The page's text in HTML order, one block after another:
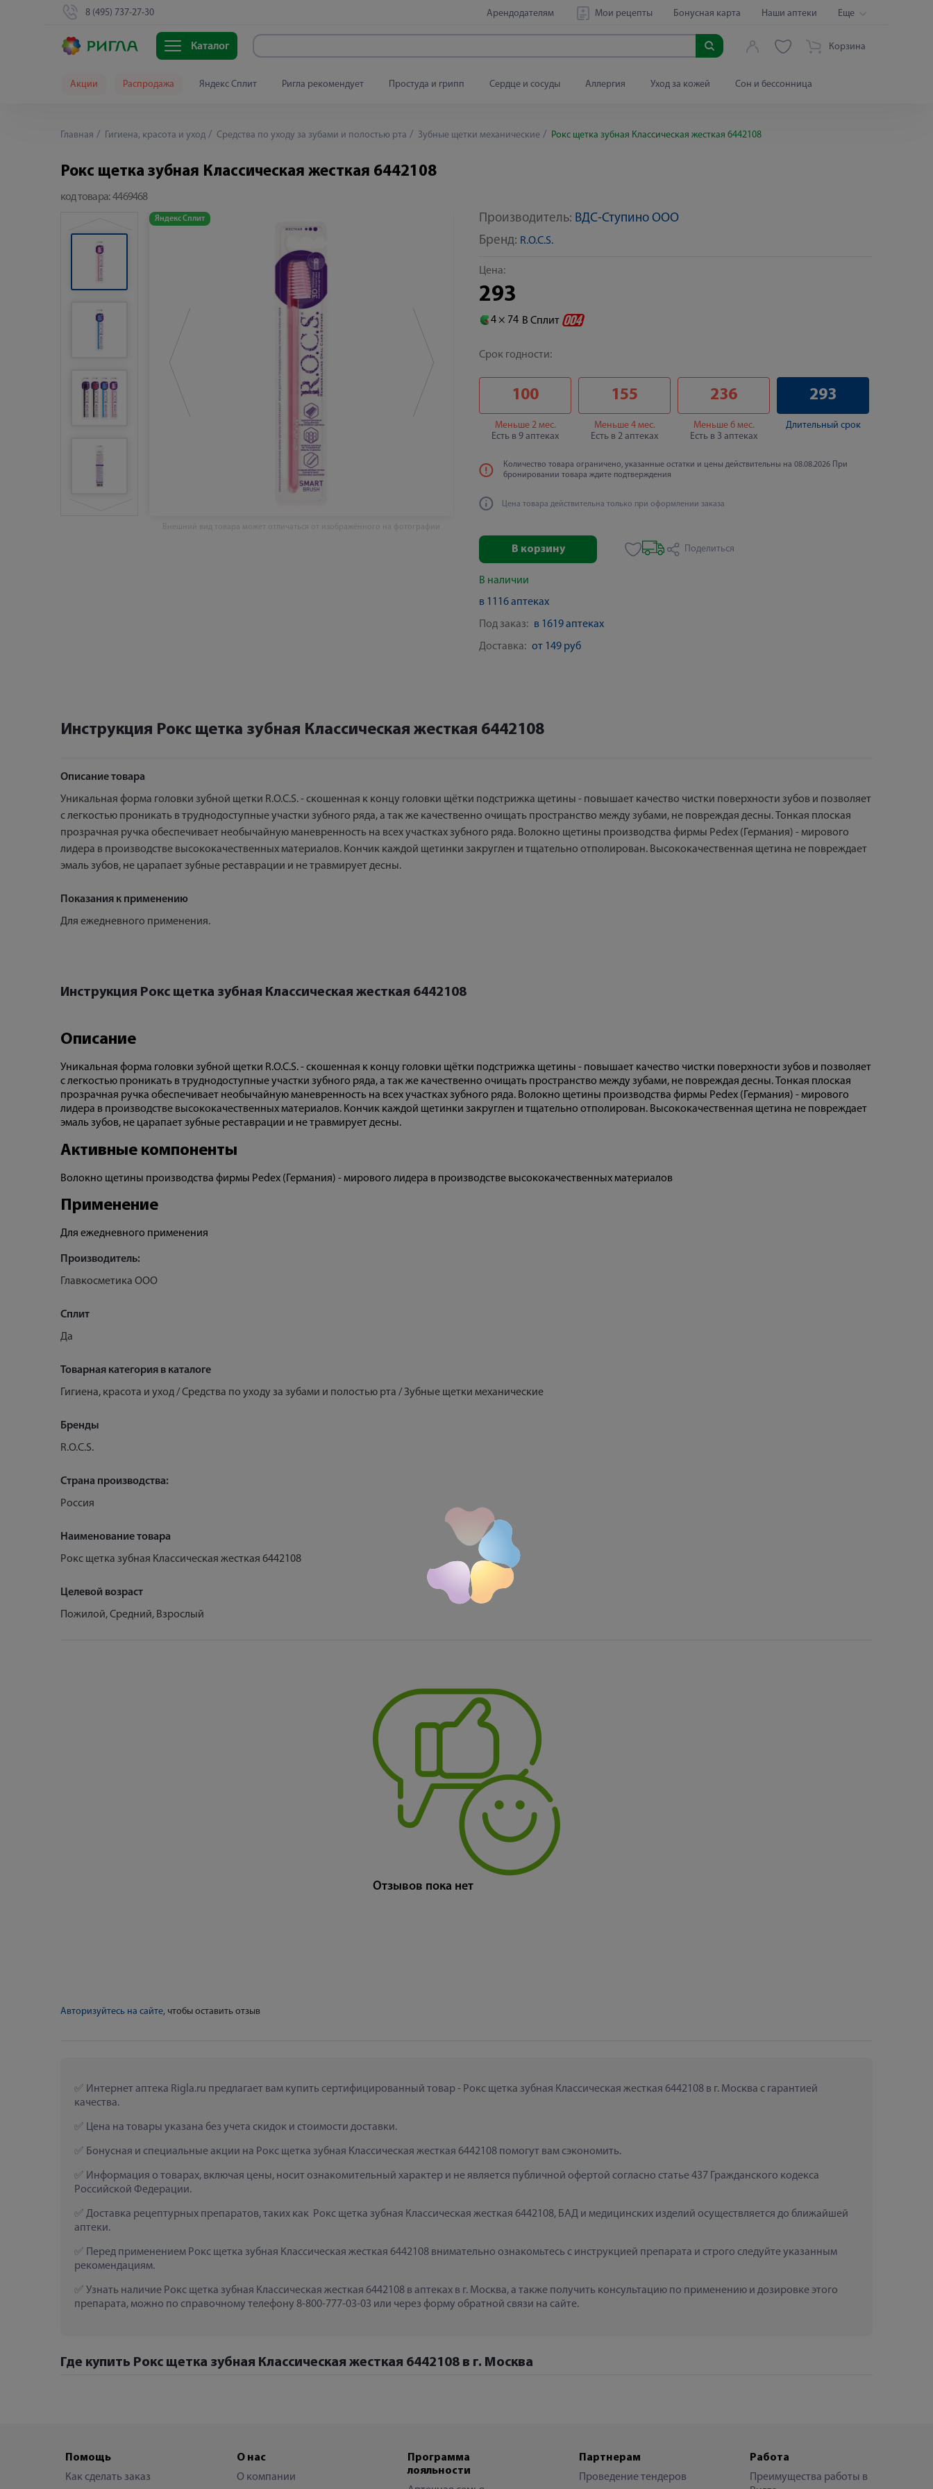
8 (495) 737-27-30 Арендодателям Мои рецепты Бонусная карта Наши аптеки Еще
Каталог Корзина
Акции Распродажа Яндекс Сплит Ригла рекомендует Простуда и грипп Сердце и сосуды Аллергия Уход за кожей Сон и бессонница
Главная Гигиена, красота и уход Средства по уходу за зубами и полостью рта Зубные щетки механические Рокс щетка зубная Классическая жесткая 6442108
Рокс щетка зубная Классическая жесткая 6442108
код товара: 4469468
Яндекс Сплит Яндекс Сплит
Внешний вид товара может отличаться от изображённого на фотографии
Производитель: ВДС-Ступино ООО
Бренд: R.O.C.S.
Цена:
293
4 × 74 В Сплит
Срок годности:
100
Меньше 2 мес.
Есть в 9 аптеках
155
Меньше 4 мес.
Есть в 2 аптеках
236
Меньше 6 мес.
Есть в 3 аптеках
293
Длительный срок
Количество товара ограничено, указанные остатки и цены действительны на 08.08.2026 При
бронировании товара ждите подтверждения
Цена товара действительна только при оформлении заказа
В корзину Поделиться
В наличии
в 1116 аптеках
Под заказ: в 1619 аптеках
Доставка: от 149 руб
Инструкция Рокс щетка зубная Классическая жесткая 6442108
Описание товара
Уникальная форма головки зубной щетки R.O.C.S. - скошенная к концу головки щётки подстрижка щетины - повышает качество чистки поверхности зубов и позволяет
с легкостью проникать в труднодоступные участки зубного ряда, а так же качественно очищать пространство между зубами, не повреждая десны. Тонкая плоская
прозрачная ручка обеспечивает необычайную маневренность на всех участках зубного ряда. Волокно щетины производства фирмы Pedex (Германия) - мирового
лидера в производстве высококачественных материалов. Кончик каждой щетинки закруглен и тщательно отполирован. Высококачественная щетина не повреждает
эмаль зубов, не царапает зубные реставрации и не травмирует десны.
Показания к применению
Для ежедневного применения.
Инструкция Рокс щетка зубная Классическая жесткая 6442108
Описание
Уникальная форма головки зубной щетки R.O.C.S. - скошенная к концу головки щётки подстрижка щетины - повышает качество чистки поверхности зубов и позволяет
с легкостью проникать в труднодоступные участки зубного ряда, а так же качественно очищать пространство между зубами, не повреждая десны. Тонкая плоская
прозрачная ручка обеспечивает необычайную маневренность на всех участках зубного ряда. Волокно щетины производства фирмы Pedex (Германия) - мирового
лидера в производстве высококачественных материалов. Кончик каждой щетинки закруглен и тщательно отполирован. Высококачественная щетина не повреждает
эмаль зубов, не царапает зубные реставрации и не травмирует десны.
Активные компоненты
Волокно щетины производства фирмы Pedex (Германия) - мирового лидера в производстве высококачественных материалов
Применение
Для ежедневного применения
Производитель:
Главкосметика ООО
Сплит
Да
Товарная категория в каталоге
Гигиена, красота и уход / Средства по уходу за зубами и полостью рта / Зубные щетки механические
Бренды
R.O.C.S.
Страна производства:
Россия
Наименование товара
Рокс щетка зубная Классическая жесткая 6442108
Целевой возраст
Пожилой, Средний, Взрослый
Отзывов пока нет
Авторизуйтесь на сайте, чтобы оставить отзыв
Интернет аптека Rigla.ru предлагает вам купить сертифицированный товар - Рокс щетка зубная Классическая жесткая 6442108 в г. Москва с гарантией
качества.
Цена на товары указана без учета скидок и стоимости доставки.
Бонусная и специальные акции на Рокс щетка зубная Классическая жесткая 6442108 помогут вам сэкономить.
Информация о товарах, включая цены, носит ознакомительный характер и не является публичной офертой согласно статье 437 Гражданского кодекса
Российской Федерации.
Доставка рецептурных препаратов, таких как  Рокс щетка зубная Классическая жесткая 6442108, БАД и медицинских изделий осуществляется до ближайшей
аптеки.
Перед применением Рокс щетка зубная Классическая жесткая 6442108 внимательно ознакомьтесь с инструкцией препарата и строго следуйте указанным
рекомендациям.
Узнать наличие Рокс щетка зубная Классическая жесткая 6442108 в аптеках в г. Москва, а также получить консультацию по применению и дозировке этого
препарата, можно по справочному телефону 8-800-777-03-03 или через форму обратной связи на сайте.
Где купить Рокс щетка зубная Классическая жесткая 6442108 в г. Москва
Помощь
Как сделать заказ
О нас
О компании
Программа
лояльности
Партнерам
Проведение тендеров
Работа
Преимущества работы в